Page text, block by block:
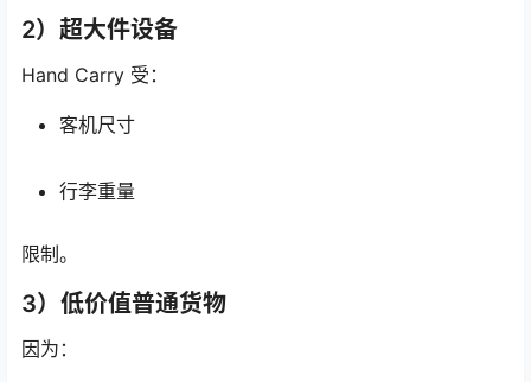
2）超大件设备
Hand Carry 受：
客机尺寸
行李重量
限制。
3）低价值普通货物
因为：